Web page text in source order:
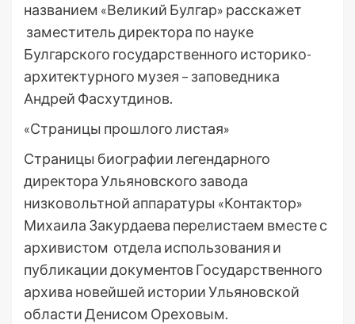
названием «Великий Булгар» расскажет
заместитель директора по науке
Булгарского государственного историко-
архитектурного музея – заповедника
Андрей Фасхутдинов.
«Страницы прошлого листая»
Страницы биографии легендарного
директора Ульяновского завода
низковольтной аппаратуры «Контактор»
Михаила Закурдаева перелистаем вместе с
архивистом отдела использования и
публикации документов Государственного
архива новейшей истории Ульяновской
области Денисом Ореховым.